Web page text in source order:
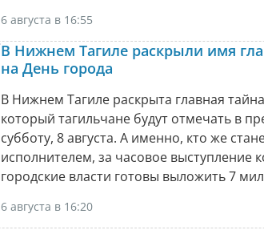
6 августа в 16:55
В Нижнем Тагиле раскрыли имя
на День города
В Нижнем Тагиле раскрыта главная
который тагильчане будут отмечать в
субботу, 8 августа. А именно, кто же
исполнителем, за часовое выступление
городские власти готовы выложить 7
6 августа в 16:20